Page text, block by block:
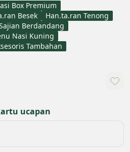
Box Premium
Besek
Han.ta.ran Tenong
Berdandang
Nasi Kuning
Tambahan
ucapan